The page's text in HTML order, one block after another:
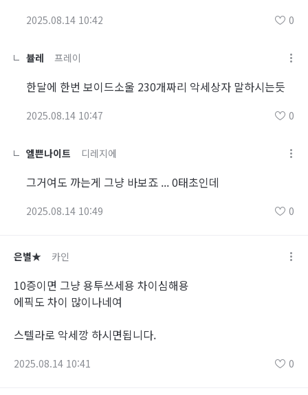
2025.08.14 10:42 0
뷸레 프레이
한달에 한번 보이드소울 230개짜리 악세상자 말하시는듯
2025.08.14 10:47 0
엘쁜나이트 디레지에
그거여도 까는게 그냥 바보죠 ... 0태초인데
2025.08.14 10:49 0
은별★ 카인
10증이면 그냥 용투쓰세용 차이심해용
에픽도 차이 많이나네여
스텔라로 악세깡 하시면됩니다.
2025.08.14 10:41 0